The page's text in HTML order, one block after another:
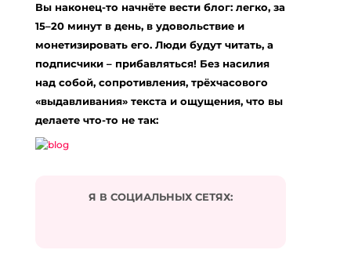
Обязательные поля помечены*
Подписаться на комментарии по e-mail
Вы наконец-то начнёте вести блог: легко, за
15–20 минут в день, в удовольствие и
монетизировать его. Люди будут читать, а
подписчики – прибавляться! Без насилия
над собой, сопротивления, трёхчасового
«выдавливания» текста и ощущения, что вы
делаете что-то не так:
Я В СОЦИАЛЬНЫХ СЕТЯХ: